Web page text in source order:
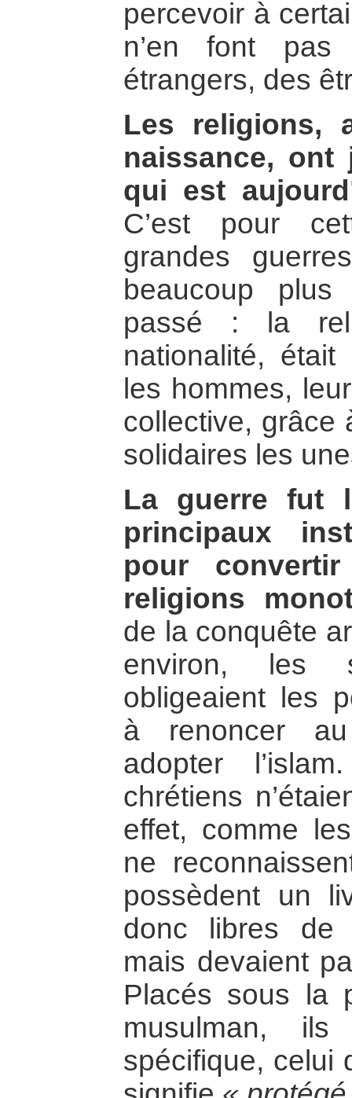
percevoir à
n’en font pas
étrangers, des
Les religions,
naissance,
qui est
C’est pour
grandes
beaucoup
passé : la
nationalité,
les hommes,
collective, grâce
solidaires les
La guerre fut
principaux
pour
religions
de la conquête
environ, les
obligeaient les
à renoncer
adopter
chrétiens
effet, comme
ne
possèdent un
donc libres de
mais devaient
Placés sous la
musulman,
spécifique, celui